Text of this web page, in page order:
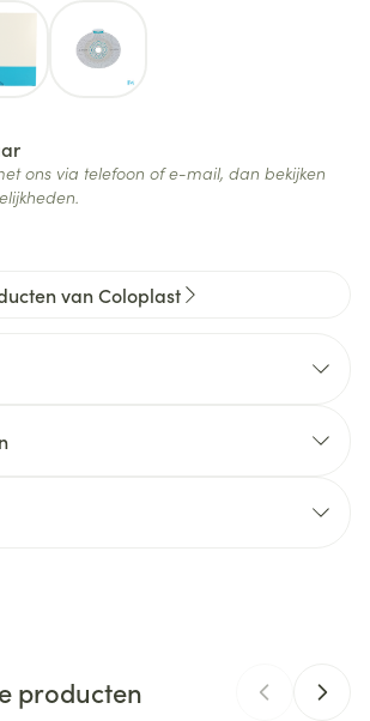
View larger image
ons via telefoon of e-mail, dan bekijken
van Coloplast
Coloplast
producten